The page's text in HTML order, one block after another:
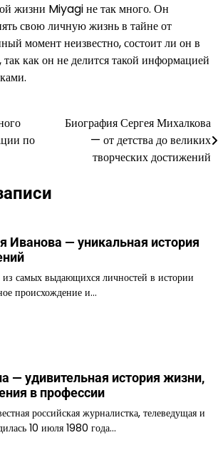
жизни Miyagi не так много. Он
свою личную жизнь в тайне от
момент неизвестно, состоит ли он в
как он не делится такой информацией
по
Биография Сергея Михалкова
— от детства до великих
творческих достижений
Иванова — уникальная история
самых выдающихся личностей в истории
происхождение и…
— удивительная история жизни,
в профессии
российская журналистка, телеведущая и
10 июля 1980 года…